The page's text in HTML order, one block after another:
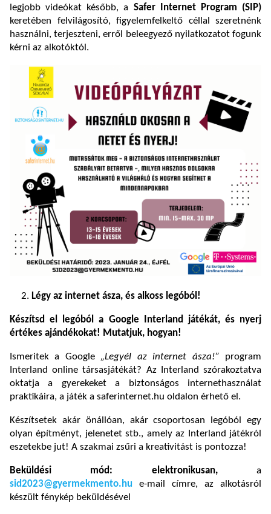
legjobb videókat később, a Safer Internet Program (SIP)
keretében felvilágosító, figyelemfelkeltő céllal szeretnénk
használni, terjeszteni, erről beleegyező nyilatkozatot fogunk
kérni az alkotóktól.
Légy az internet ásza, és alkoss legóból!
Készítsd el legóból a Google Interland játékát, és nyerj
értékes ajándékokat! Mutatjuk, hogyan!
Ismeritek a Google „Legyél az internet ásza!” program
Interland online társasjátékát? Az Interland szórakoztatva
oktatja a gyerekeket a biztonságos internethasználat
praktikáira, a játék a saferinternet.hu oldalon érhető el.
Készítsetek akár önállóan, akár csoportosan legóból egy
olyan építményt, jelenetet stb., amely az Interland játékról
eszetekbe jut! A szakmai zsűri a kreativitást is pontozza!
Beküldési mód: elektronikusan, a
sid2023@gyermekmento.hu e-mail címre, az alkotásról
készült fénykép beküldésével